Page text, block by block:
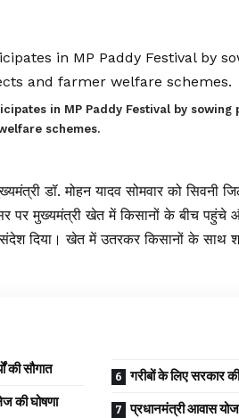
in MP Paddy Festival by
schemes.
डॉ. मोहन यादव सोमवार को सिवनी
मुख्यमंत्री खेत में किसानों के बीच पहुंचे
संदेश दिया। खेत में उतरकर किसानों के साथ
की सौगात
की घोषणा
गरीबों के लिए सरकार
प्रधानमंत्री आवास